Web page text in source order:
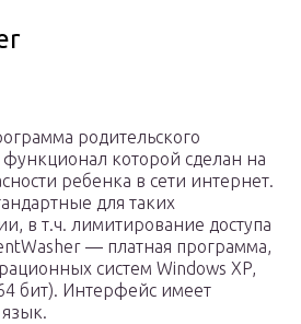
родительского
которой сделан на
ребенка в сети интернет.
для таких
в т.ч. лимитирование доступа
— платная программа,
систем Windows XP,
бит). Интерфейс имеет